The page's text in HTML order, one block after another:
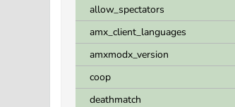
allow_spectators
amx_client_languages
amxmodx_version
coop
deathmatch